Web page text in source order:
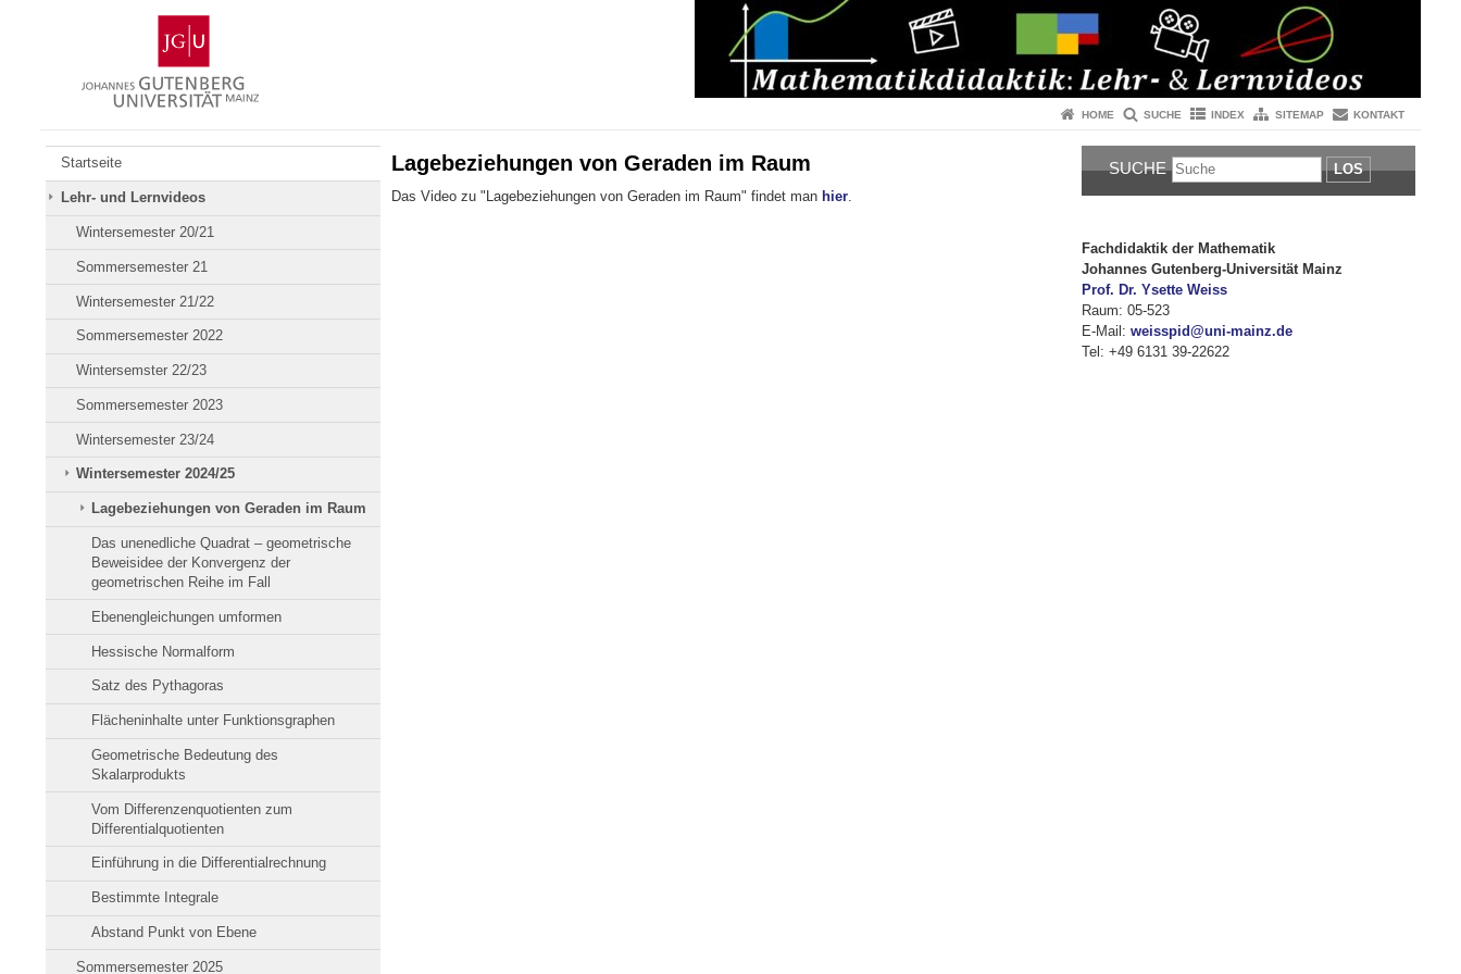
Gutenberg-
Universität
Mainz
HOME SUCHE INDEX SITEMAP KONTAKT
Startseite
Lehr- und Lernvideos
Wintersemester 20/21
Sommersemester 21
Wintersemester 21/22
Sommersemester 2022
Wintersemster 22/23
Sommersemester 2023
Wintersemester 23/24
Wintersemester 2024/25
Lagebeziehungen von Geraden im Raum
Das unenedliche Quadrat – geometrische
Beweisidee der Konvergenz der
geometrischen Reihe im Fall
Ebenengleichungen umformen
Hessische Normalform
Satz des Pythagoras
Flächeninhalte unter Funktionsgraphen
Geometrische Bedeutung des
Skalarprodukts
Vom Differenzenquotienten zum
Differentialquotienten
Einführung in die Differentialrechnung
Bestimmte Integrale
Abstand Punkt von Ebene
Sommersemester 2025
Lagebeziehungen von Geraden im Raum
Das Video zu "Lagebeziehungen von Geraden im Raum" findet man hier.
SUCHE LOS
Fachdidaktik der Mathematik
Johannes Gutenberg-Universität Mainz
Prof. Dr. Ysette Weiss
Raum: 05-523
E-Mail: weisspid@uni-mainz.de
Tel: +49 6131 39-22622